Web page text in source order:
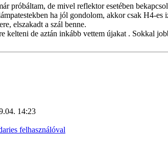
próbáltam, de mivel reflektor esetében
ha jól gondolom, akkor csak H4-es
elszakadt a szál benne.
kelteni de aztán inkább vettem újakat . Sokkal
14:23
felhasználóval